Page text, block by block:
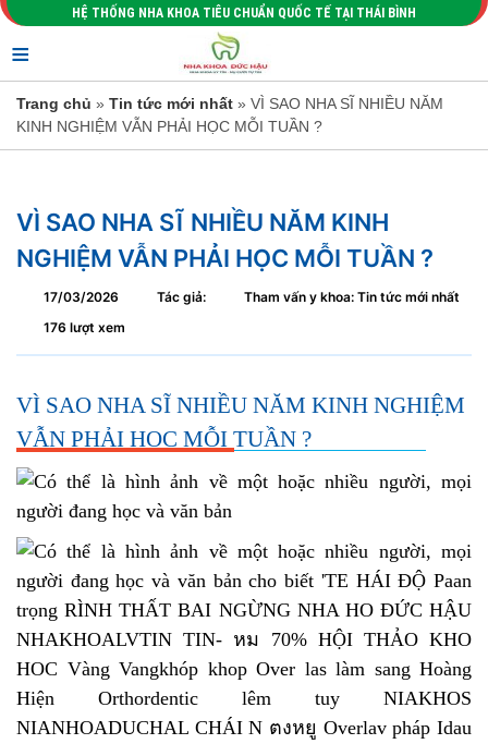
HỆ THỐNG NHA KHOA TIÊU CHUẨN QUỐC TẾ TẠI THÁI BÌNH
≡
Trang chủ » Tin tức mới nhất » VÌ SAO NHA SĨ NHIỀU NĂM
KINH NGHIỆM VẪN PHẢI HỌC MỖI TUẦN ?
VÌ SAO NHA SĨ NHIỀU NĂM KINH
NGHIỆM VẪN PHẢI HỌC MỖI TUẦN ?
17/03/2026 Tác giả:
Tham vấn y khoa: Tin tức mới nhất
176 lượt xem
VÌ SAO NHA SĨ NHIỀU NĂM KINH NGHIỆM
VẪN PHẢI HỌC MỖI TUẦN ?